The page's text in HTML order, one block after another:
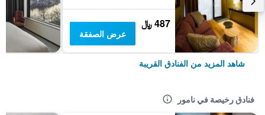
487 ﷼
عرض الصفقة
شاهد المزيد من الفنادق القريبة
فنادق رخيصة في نامور